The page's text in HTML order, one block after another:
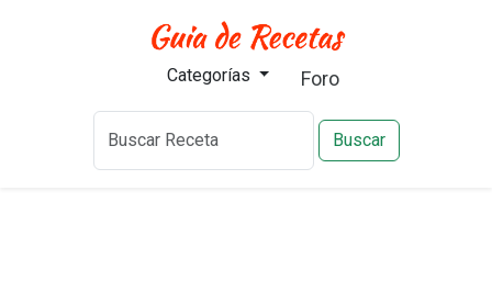
Categorías Foro
Buscar